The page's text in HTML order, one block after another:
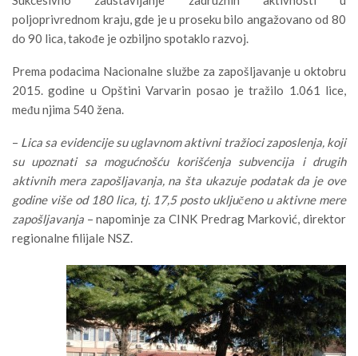
poljoprivrednom kraju, gde je u proseku bilo angažovano od 80
do 90 lica, takođe je ozbiljno spotaklo razvoj.
Prema podacima Nacionalne službe za zapošljavanje u oktobru
2015. godine u Opštini Varvarin posao je tražilo 1.061 lice,
među njima 540 žena.
– Lica sa evidencije su uglavnom aktivni tražioci zaposlenja, koji
su upoznati sa mogućnošću korišćenja subvencija i drugih
aktivnih mera zapošljavanja, na šta ukazuje podatak da je ove
godine više od 180 lica, tj. 17,5 posto uključeno u aktivne mere
zapošljavanja – napominje za CINK Predrag Marković, direktor
regionalne filijale NSZ.